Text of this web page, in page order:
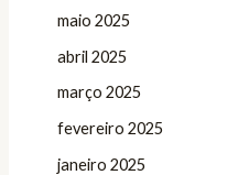
maio 2025
abril 2025
março 2025
fevereiro 2025
janeiro 2025